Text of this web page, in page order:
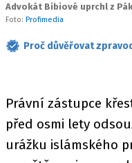
Advokát Bibiové uprchl z
Foto: Profimedia
Proč důvěřovat
Právní zástupce
před osmi lety
urážku islámského